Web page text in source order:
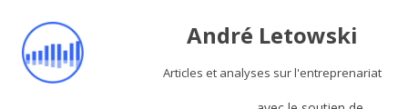
André Letowski
Articles et analyses sur l'entreprenariat